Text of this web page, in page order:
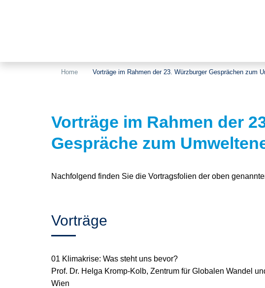
Home Vorträge im Rahmen der 23. Würzburger Gesprächen zum
Vorträge im Rahmen der
Gespräche zum
Nachfolgend finden Sie die Vortragsfolien der oben
Vorträge
01 Klimakrise: Was steht uns bevor?
Prof. Dr. Helga Kromp-Kolb, Zentrum für Globalen Wandel
Wien